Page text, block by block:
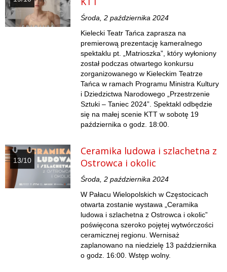
Środa, 2 października 2024
Kielecki Teatr Tańca zaprasza na
premierową prezentację kameralnego
spektaklu pt. „Matrioszka”, który wyłoniony
został podczas otwartego konkursu
zorganizowanego w Kieleckim Teatrze
Tańca w ramach Programu Ministra Kultury
i Dziedzictwa Narodowego „Przestrzenie
Sztuki – Taniec 2024”. Spektakl odbędzie
się na małej scenie KTT w sobotę 19
października o godz. 18:00.
13/10
Ceramika ludowa i szlachetna z
Ostrowca i okolic
Środa, 2 października 2024
W Pałacu Wielopolskich w Częstocicach
otwarta zostanie wystawa „Ceramika
ludowa i szlachetna z Ostrowca i okolic”
poświęcona szeroko pojętej wytwórczości
ceramicznej regionu. Wernisaż
zaplanowano na niedzielę 13 października
o godz. 16:00. Wstęp wolny.